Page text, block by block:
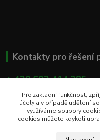
Kontakty pro řešení
+ 420 603 414 385
info@eshop-apacare.cz
Pro základní funkčnost,
účely a v případě udělení
využíváme soubory
cookies můžete kdykoli